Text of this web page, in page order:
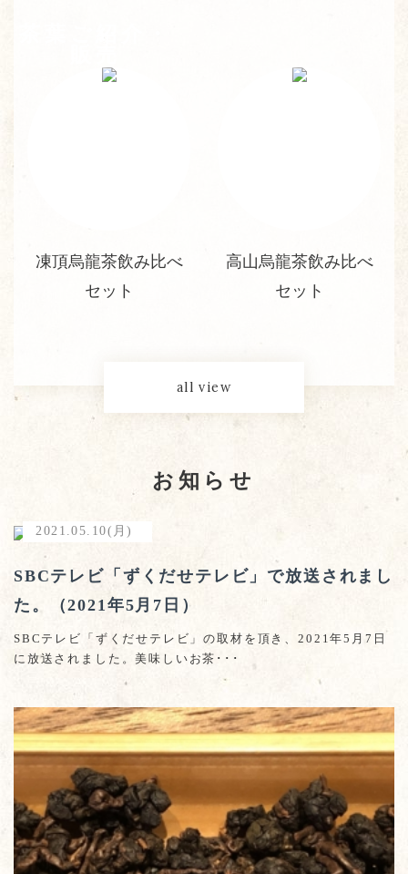
凍頂烏龍茶飲み比べ
セット
高山烏龍茶飲み比べ
セット
all view
お知らせ
2021.05.10(月)
SBCテレビ「ずくだせテレビ」で放送されまし
た。（2021年5月7日）
SBCテレビ「ずくだせテレビ」の取材を頂き、2021年5月7日
に放送されました。美味しいお茶･･･